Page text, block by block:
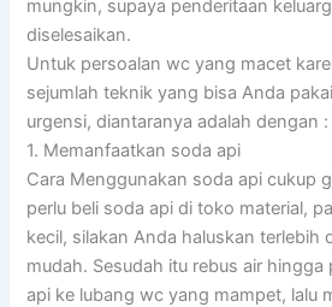
mungkin, supaya penderitaan
diselesaikan.
Untuk persoalan wc yang macet
sejumlah teknik yang bisa Anda
urgensi, diantaranya adalah dengan :
1. Memanfaatkan soda api
Cara Menggunakan soda api cukup
perlu beli soda api di toko material,
kecil, silakan Anda haluskan terlebih
mudah. Sesudah itu rebus air hingga
api ke lubang wc yang mampet, lalu